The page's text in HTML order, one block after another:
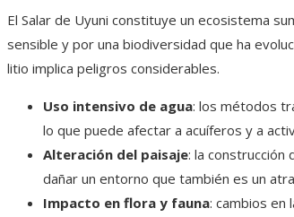
El Salar de Uyuni constituye un ecosistema
sensible y por una biodiversidad que ha
litio implica peligros considerables.
Uso intensivo de agua: los métodos
lo que puede afectar a acuíferos y a
Alteración del paisaje: la construcción
dañar un entorno que también es un
Impacto en flora y fauna: cambios en